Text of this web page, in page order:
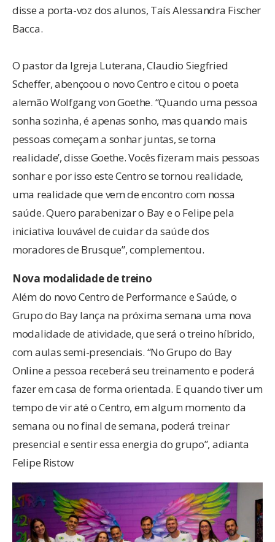
disse a porta-voz dos alunos, Taís Alessandra Fischer
Bacca.
O pastor da Igreja Luterana, Claudio Siegfried
Scheffer, abençoou o novo Centro e citou o poeta
alemão Wolfgang von Goethe. “Quando uma pessoa
sonha sozinha, é apenas sonho, mas quando mais
pessoas começam a sonhar juntas, se torna
realidade’, disse Goethe. Vocês fizeram mais pessoas
sonhar e por isso este Centro se tornou realidade,
uma realidade que vem de encontro com nossa
saúde. Quero parabenizar o Bay e o Felipe pela
iniciativa louvável de cuidar da saúde dos
moradores de Brusque”, complementou.
Nova modalidade de treino
Além do novo Centro de Performance e Saúde, o
Grupo do Bay lança na próxima semana uma nova
modalidade de atividade, que será o treino híbrido,
com aulas semi-presenciais. “No Grupo do Bay
Online a pessoa receberá seu treinamento e poderá
fazer em casa de forma orientada. E quando tiver um
tempo de vir até o Centro, em algum momento da
semana ou no final de semana, poderá treinar
presencial e sentir essa energia do grupo”, adianta
Felipe Ristow